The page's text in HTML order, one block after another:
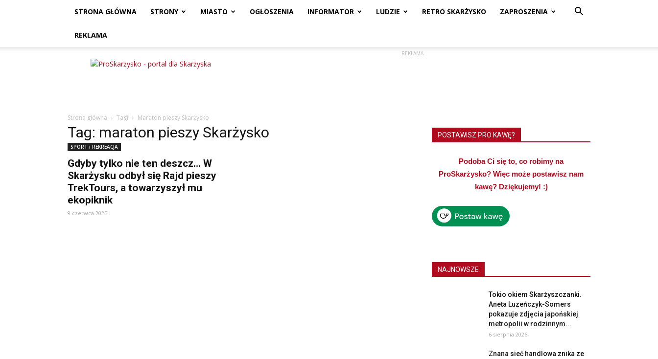
STRONA GŁÓWNA STRONY MIASTO OGŁOSZENIA INFORMATOR LUDZIE RETRO SKARŻYSKO ZAPROSZENIA
REKLAMA
ProSkarżysko
REKLAMA
Strona główna Tagi Maraton pieszy Skarżysko
Tag: maraton pieszy Skarżysko
SPORT i REKREACJA
Gdyby tylko nie ten deszcz… W
Skarżysku odbył się Rajd pieszy
TrekTours, a towarzyszył mu
ekopiknik
9 czerwca 2025
POSTAWISZ PRO KAWĘ?
Podoba Ci się to, co robimy na
ProSkarżysko? Więc może postawisz nam
kawę? Dziękujemy! :)
NAJNOWSZE
Tokio okiem Skarżyszczanki.
Aneta Luzeńczyk-Somers
pokazuje zdjęcia japońskiej
metropolii w rodzinnym...
6 sierpnia 2026
Znana sieć handlowa znika ze